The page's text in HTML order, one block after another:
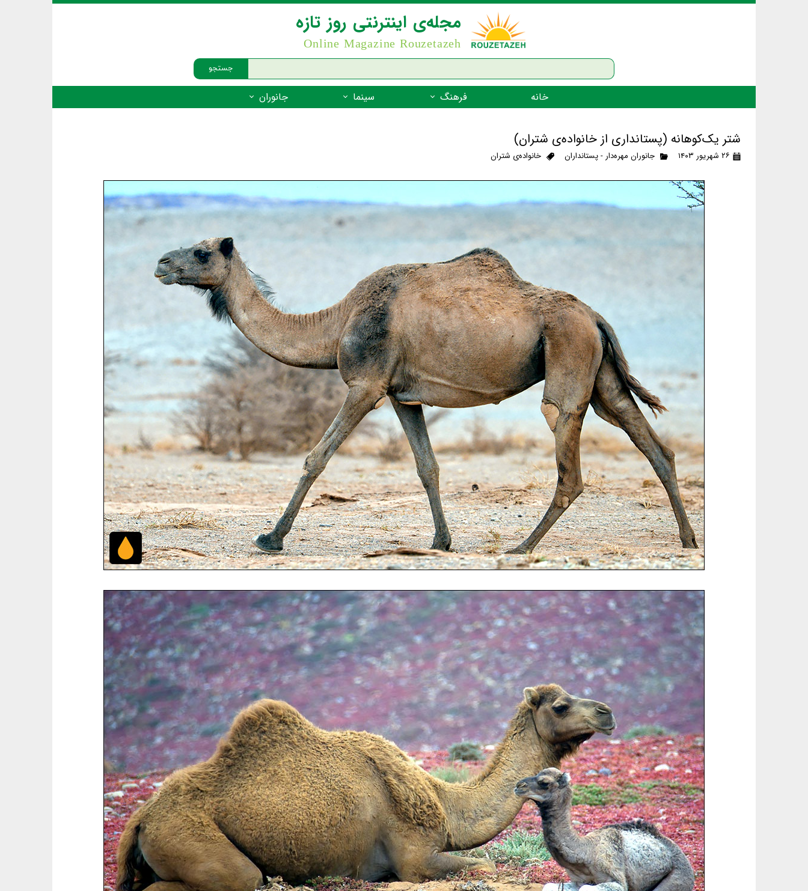
جستجو
مجله‌ی اینترنتی روز تازه
Online Magazine Rouzetazeh
خانه فرهنگ
شعر فارسی
گفتاورد
سینما جانوران
جانوران مهره‌دار - دوزیستان
جانوران مهره‌دار - ماهیان
شتر یک‌کوهانه (پستانداری از خانواده‌ی شتران)
۲۶ شهریور ۱۴۰۳ جانوران مهره‌دار - پستانداران خانواده‌ی شتران